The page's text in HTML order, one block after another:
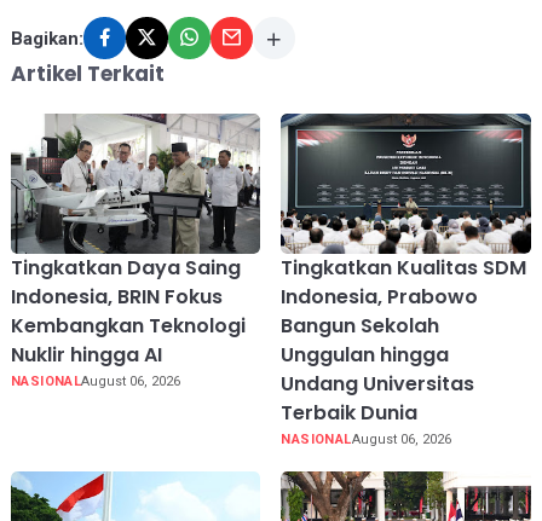
Bagikan:
Artikel Terkait
Tingkatkan Daya Saing
Indonesia, BRIN Fokus
Kembangkan Teknologi
Nuklir hingga AI
NASIONALAugust 06, 2026
Tingkatkan Kualitas SDM
Indonesia, Prabowo
Bangun Sekolah
Unggulan hingga
Undang Universitas
Terbaik Dunia
NASIONALAugust 06, 2026